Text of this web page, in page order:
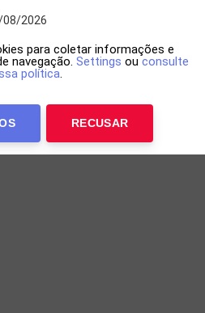
08/2026
para coletar informações e
navegação. Settings ou consulte
política.
RECUSAR